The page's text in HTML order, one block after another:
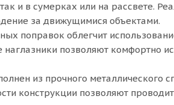
и в сумерках или на рассвете.
за движущимися объектами.
поправок облегчит
позволяют комфортно
из прочного металлического
конструкции позволяют